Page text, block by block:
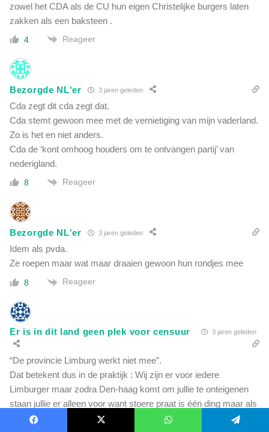
zowel het CDA als de CU hun eigen Christelijke burgers laten
zakken als een baksteen .
4 Reageer
Bezorgde NL'er 3 jaren geleden
Cda zegt dit cda zegt dat.
Cda stemt gewoon mee met de vernietiging van mijn vaderland.
Zo is het en niet anders.
Cda de ‘kont omhoog houders om te ontvangen partij’ van
nederigland.
8 Reageer
Bezorgde NL'er 3 jaren geleden
Idem als pvda.
Ze roepen maar wat maar draaien gewoon hun rondjes mee
8 Reageer
Er is in dit land geen plek voor censuur 3 jaren geleden
“De provincie Limburg werkt niet mee”.
Dat betekent dus in de praktijk : Wij zijn er voor iedere
Limburger maar zodra Den-haag komt om jullie te onteigenen
staan jullie er alleen voor want stoere praat is één ding maar als
het er op aan komt, dan zijn en blijven wij OOK maar